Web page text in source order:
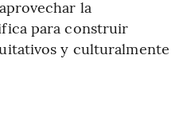
la
para construir
y culturalmente